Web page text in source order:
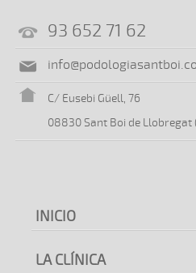
93 652 71 62
C/ Eusebi Güell, 76
08830 Sant Boi de Llobregat
INICIO
LA CLÍNICA